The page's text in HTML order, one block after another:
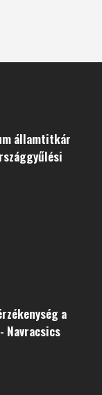
államtitkár
a
Navracsics